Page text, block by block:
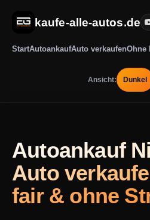
kaufe-alle-autos.de
StartAutoankaufAuto verkaufenOhne
Ansicht: Dunkel
Autoankauf
Auto
fair & ohne